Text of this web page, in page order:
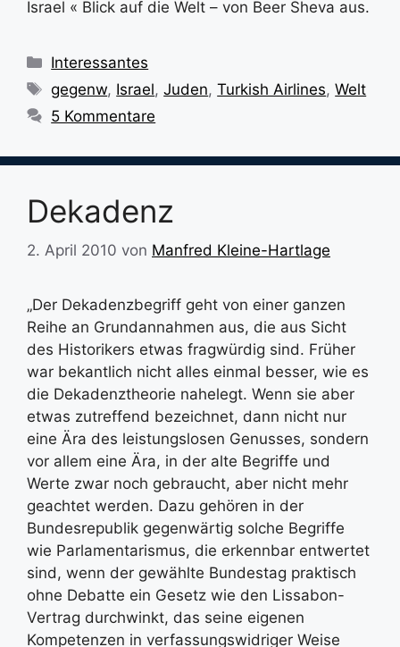
Israel « Blick auf die Welt – von Beer Sheva aus.
Kategorien
Interessantes
Schlagwörter
gegenw, Israel,Juden,Turkish Airlines,Welt
5 Kommentare
Dekadenz
2. April 2010 von Manfred Kleine-Hartlage
„Der Dekadenzbegriff geht von einer ganzen
Reihe an Grundannahmen aus, die aus Sicht
des Historikers etwas fragwürdig sind. Früher
war bekantlich nicht alles einmal besser, wie es
die Dekadenztheorie nahelegt. Wenn sie aber
etwas zutreffend bezeichnet, dann nicht nur
eine Ära des leistungslosen Genusses, sondern
vor allem eine Ära, in der alte Begriffe und
Werte zwar noch gebraucht, aber nicht mehr
geachtet werden. Dazu gehören in der
Bundesrepublik gegenwärtig solche Begriffe
wie Parlamentarismus, die erkennbar entwertet
sind, wenn der gewählte Bundestag praktisch
ohne Debatte ein Gesetz wie den Lissabon-
Vertrag durchwinkt, das seine eigenen
Kompetenzen in verfassungswidriger Weise